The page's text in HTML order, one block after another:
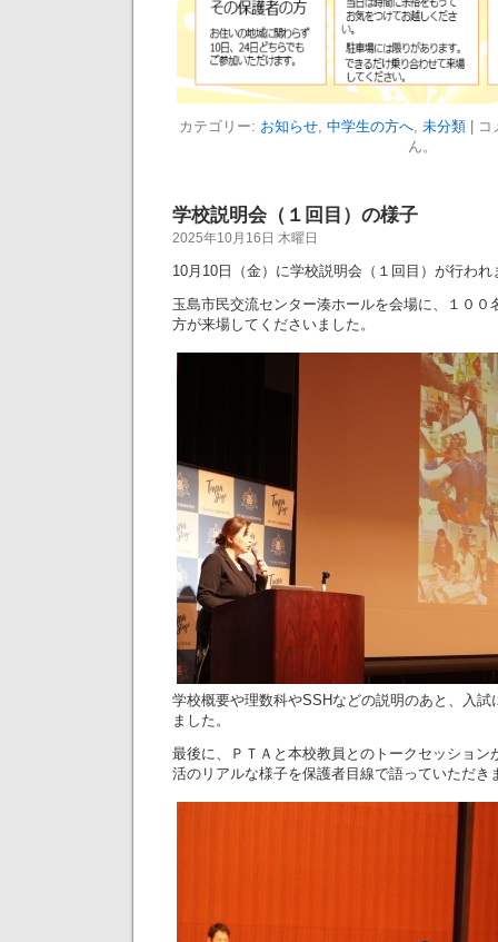
カテゴリー: お知らせ, 中学生の方へ, 未分類
コ
ん。
学校説明会（１回目）の様子
2025年10月16日 木曜日
10月10日（金）に学校説明会（１回目）が行われ
玉島市民交流センター湊ホールを会場に、１００
方が来場してくださいました。
学校概要や理数科やSSHなどの説明のあと、入試
ました。
最後に、ＰＴＡと本校教員とのトークセッション
活のリアルな様子を保護者目線で語っていただき